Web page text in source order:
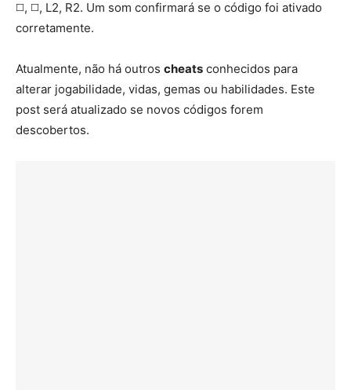
◻️, ◻️, L2, R2. Um som confirmará se o código foi ativado
corretamente.
Atualmente, não há outros cheats conhecidos para
alterar jogabilidade, vidas, gemas ou habilidades. Este
post será atualizado se novos códigos forem
descobertos.